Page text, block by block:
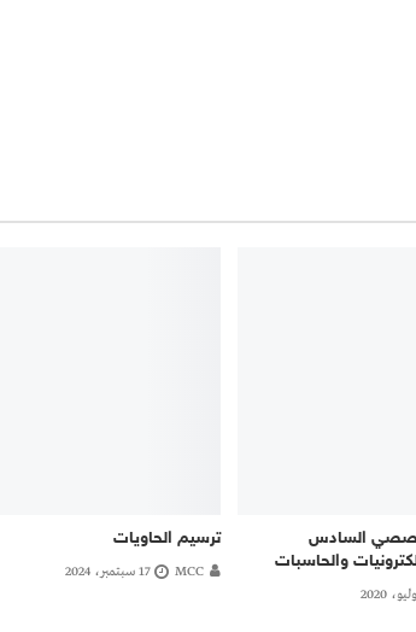
السادس
والحاسبات
ترسيم الحاويات
MCC 17 سبتمبر، 2024